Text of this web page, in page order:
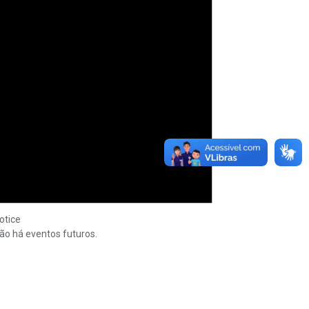
há eventos futuros.